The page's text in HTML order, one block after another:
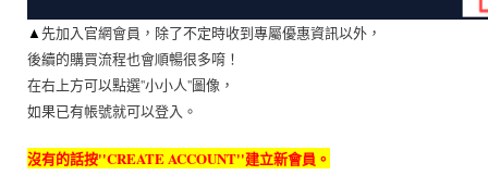
▲先加入官網會員，除了不定時收到專屬優惠資訊以外，
後續的購買流程也會順暢很多唷！
在右上方可以點選''小小人''圖像，
如果已有帳號就可以登入。
沒有的話按''CREATE ACCOUNT''建立新會員。